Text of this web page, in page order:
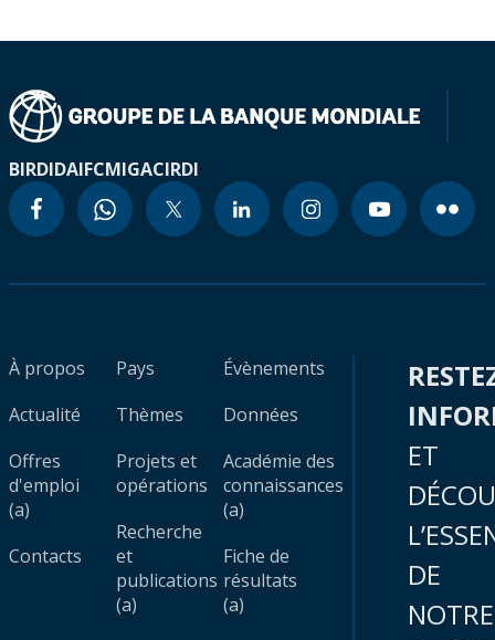
BIRDIDAIFCMIGACIRDI
À propos
Actualité
Offres
d'emploi
(a)
Contacts
Pays
Thèmes
Projets et
opérations
Recherche
et
publications
(a)
Évènements
Données
Académie des
connaissances
(a)
Fiche de
résultats
(a)
ET
DE
NOTRE